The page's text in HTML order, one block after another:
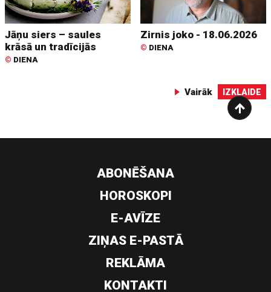
Jāņu siers – saules
krāsā un tradīcijās
© DIENA
Zirnis joko - 18.06.2026
© DIENA
Vairāk IZKLAIDE
ABONĒŠANA
HOROSKOPI
E-AVĪZE
ZIŅAS E-PASTĀ
REKLĀMA
KONTAKTI